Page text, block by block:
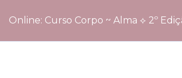
Início Cursos Online: Curso Corpo ~
Online: Curso Corpo ~ Alma ⟡ 2º